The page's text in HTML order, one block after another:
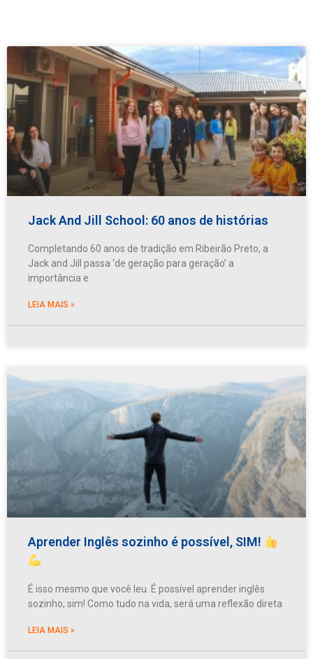
Jack And Jill School: 60 anos de histórias
Completando 60 anos de tradição em Ribeirão Preto, a
Jack and Jill passa ‘de geração para geração’ a
importância e
LEIA MAIS »
Aprender Inglês sozinho é possível, SIM!
É isso mesmo que você leu. É possível aprender inglês
sozinho, sim! Como tudo na vida, será uma reflexão direta
LEIA MAIS »